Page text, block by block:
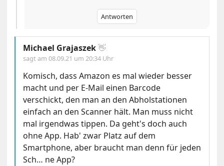
Antworten
Michael Grajaszek👋
sagt am08.09.21 um 20:34 Uhr
Komisch, dass Amazon es mal wieder besser
macht und per E-Mail einen Barcode
verschickt, den man an den Abholstationen
einfach an den Scanner hält. Man muss nicht
mal irgendwas tippen. Da geht's doch auch
ohne App. Hab' zwar Platz auf dem
Smartphone, aber braucht man denn für jeden
Sch… ne App?